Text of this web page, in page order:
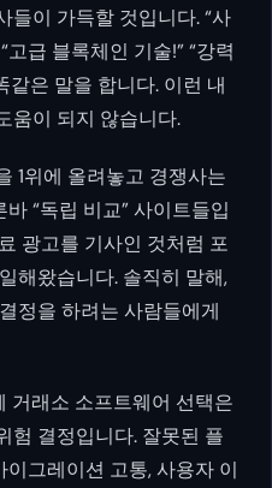
들이 가득할 것입니다. “사
급 블록체인 기술!” “강력
같은 말을 합니다. 이런 내
움이 되지 않습니다.
1위에 올려놓고 경쟁사는
“독립 비교” 사이트들입
광고를 기사인 것처럼 포
해왔습니다. 솔직히 말해,
정을 하려는 사람들에게
거래소 소프트웨어 선택은
험 결정입니다. 잘못된 플
그레이션 고통, 사용자 이